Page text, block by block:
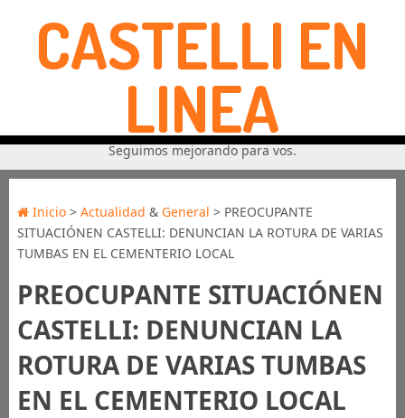
CASTELLI EN
LINEA
Seguimos mejorando para vos.
Inicio> Actualidad & General > PREOCUPANTE
SITUACIÓNEN CASTELLI: DENUNCIAN LA ROTURA DE VARIAS
TUMBAS EN EL CEMENTERIO LOCAL
PREOCUPANTE SITUACIÓNEN
CASTELLI: DENUNCIAN LA
ROTURA DE VARIAS TUMBAS
EN EL CEMENTERIO LOCAL